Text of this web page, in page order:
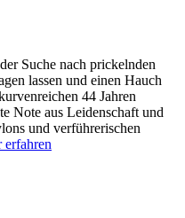
Suche nach prickelnden
lassen und einen Hauch
44 Jahren
Note aus Leidenschaft und
und verführerischen
erfahren